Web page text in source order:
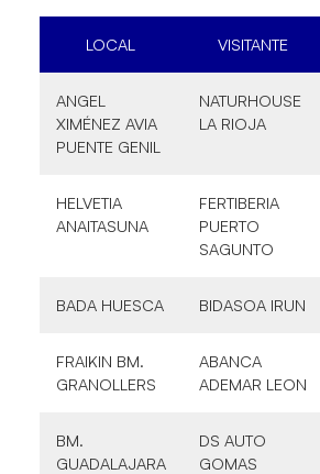
LOCAL VISITANTE
ANGEL
XIMÉNEZ AVIA
PUENTE GENIL
NATURHOUSE
LA RIOJA
HELVETIA
ANAITASUNA
FERTIBERIA
PUERTO
SAGUNTO
BADA HUESCA BIDASOA IRUN
FRAIKIN BM.
GRANOLLERS
ABANCA
ADEMAR LEON
BM.
GUADALAJARA
DS AUTO
GOMAS